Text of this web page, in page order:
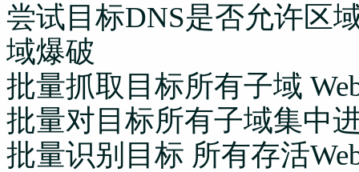
尝试目标DNS是否允许区
域爆破
批量抓取目标所有子域
批量对目标所有子域集中
批量识别目标 所有存活